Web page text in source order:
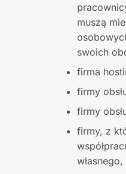
muszą
swoich
firma
firmy
firmy
firmy, z
własnego,